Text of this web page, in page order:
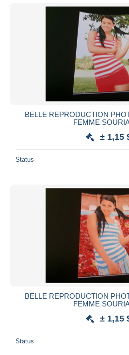
BELLE REPRODUCTION
FEMME
± 1,15
Status
BELLE REPRODUCTION
FEMME
± 1,15
Status